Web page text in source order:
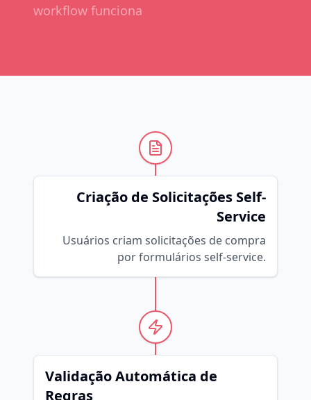
workflow funciona
Criação de Solicitações Self-
Service
Usuários criam solicitações de compra
por formulários self-service.
Validação Automática de
Regras